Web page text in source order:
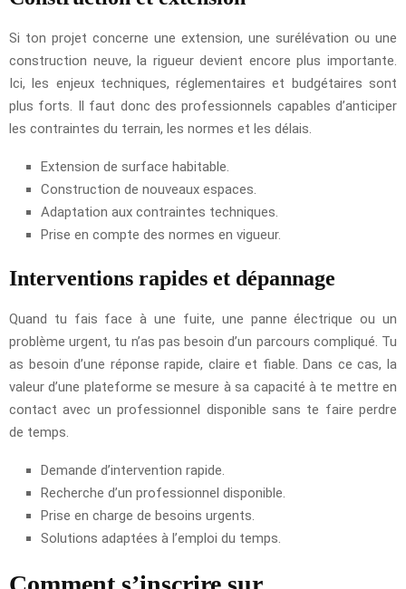
Si ton projet concerne une extension, une surélévation ou une
construction neuve, la rigueur devient encore plus importante.
Ici, les enjeux techniques, réglementaires et budgétaires sont
plus forts. Il faut donc des professionnels capables d’anticiper
les contraintes du terrain, les normes et les délais.
Extension de surface habitable.
Construction de nouveaux espaces.
Adaptation aux contraintes techniques.
Prise en compte des normes en vigueur.
Interventions rapides et dépannage
Quand tu fais face à une fuite, une panne électrique ou un
problème urgent, tu n’as pas besoin d’un parcours compliqué. Tu
as besoin d’une réponse rapide, claire et fiable. Dans ce cas, la
valeur d’une plateforme se mesure à sa capacité à te mettre en
contact avec un professionnel disponible sans te faire perdre
de temps.
Demande d’intervention rapide.
Recherche d’un professionnel disponible.
Prise en charge de besoins urgents.
Solutions adaptées à l’emploi du temps.